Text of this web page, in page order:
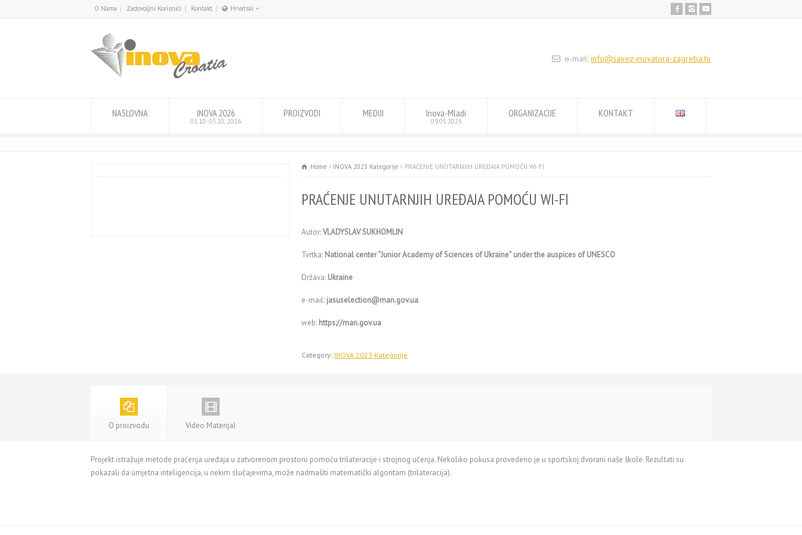
O Nama Zadovoljni Korisnici Kontakt
Hrvatski
e-mail: info@savez-inovatora-zagreba.hr
NASLOVNA INOVA 2026
01.10.-03.10, 2026
PROIZVODI MEDIJI Inova-Mladi
09.05.2026
ORGANIZACIJE KONTAKT
Home INOVA 2023 Kategorije PRAĆENJE UNUTARNJIH UREĐAJA POMOĆU WI-FI
PRAĆENJE UNUTARNJIH UREĐAJA POMOĆU WI-FI
Autor:VLADYSLAV SUKHOMLIN
Tvrtka: National center “Junior Academy of Sciences of Ukraine” under the auspices of UNESCO
Država: Ukraine
e-mail: jasuselection@man.gov.ua
web: https://man.gov.ua
Category: INOVA 2023 Kategorije
O proizvodu Video Materijal
Projekt istražuje metode praćenja uređaja u zatvorenom prostoru pomoću trilateracije i strojnog učenja. Nekoliko pokusa provedeno je u sportskoj dvorani naše škole. Rezultati su
pokazali da umjetna inteligencija, u nekim slučajevima, može nadmašiti matematički algoritam (trilateracija).